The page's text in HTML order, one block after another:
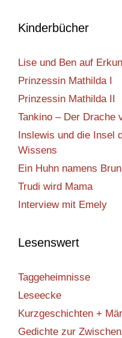
Kinderbücher
Lise und Ben auf
Prinzessin Mathilda I
Prinzessin Mathilda II
Tankino – Der Drache
Inslewis und die Insel
Wissens
Ein Huhn namens
Trudi wird Mama
Interview mit Emely
Lesenswert
Taggeheimnisse
Leseecke
Kurzgeschichten +
Gedichte zur